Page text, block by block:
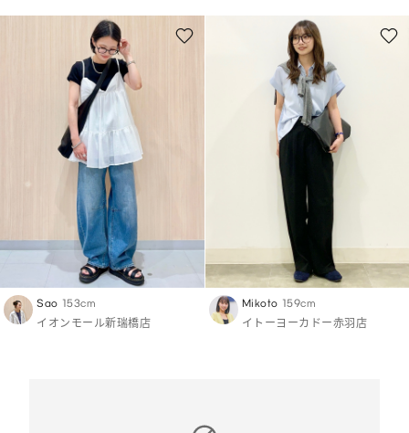
Sao 153cm
イオンモール新瑞橋店
Mikoto 159cm
イトーヨーカドー赤羽店